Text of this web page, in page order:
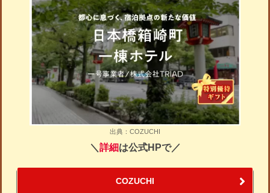
出典：COZUCHI
＼ 詳細は公式HPで／
COZUCHI